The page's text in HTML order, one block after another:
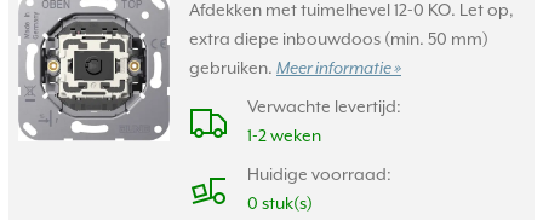
Afdekken met tuimelhevel 12-0 KO. Let op,
extra diepe inbouwdoos (min. 50 mm)
gebruiken. Meer informatie »
Verwachte levertijd:
1-2 weken
Huidige voorraad:
0 stuk(s)